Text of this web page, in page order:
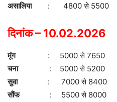
असालिया : 4800 से 5500
दिनांक – 10.02.2026
मूंग: 5000 से 7650
चना : 5000 से 5200
सुवा : 7000 से 8400
सौंफ
: 5500 से 8000